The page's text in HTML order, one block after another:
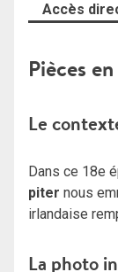
Accès
Pièces
Le
Dans ce 18e
piter nous
irlandaise
La photo